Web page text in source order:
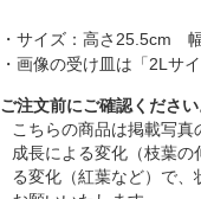
・サイズ：高さ25.5cm
・画像の受け皿は「2Lサイ
ご注文前にご確認ください
こちらの商品は掲載写
成長による変化（枝葉の
る変化（紅葉など）で